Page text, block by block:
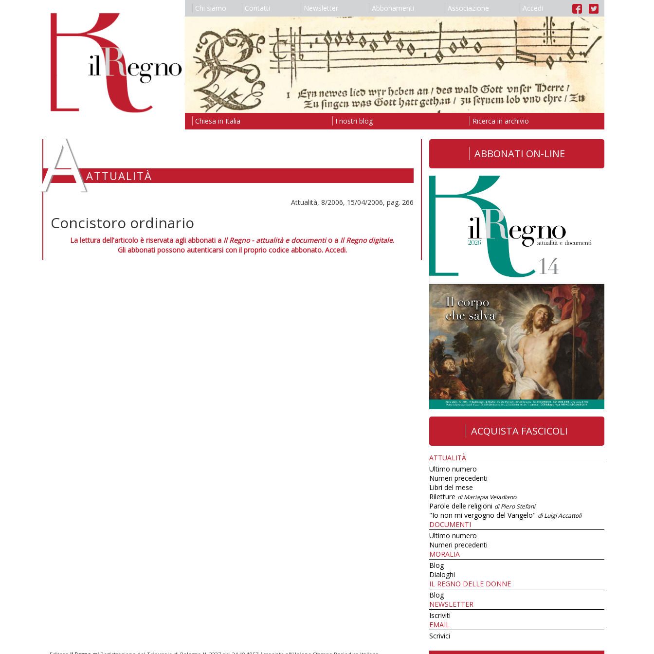
Chi siamo Contatti Newsletter Abbonamenti Associazione Accedi
Chiesa in Italia I nostri blog Ricerca in archivio
AATTUALITÀ
Attualità, 8/2006, 15/04/2006, pag. 266
Concistoro ordinario
La lettura dell'articolo è riservata agli abbonati a Il Regno - attualità e documentio a Il Regno digitale.
Gli abbonati possono autenticarsi con il proprio codice abbonato. Accedi.
ABBONATI ON-LINE
ACQUISTA FASCICOLI
ATTUALITÀ
Ultimo numero
Numeri precedenti
Libri del mese
Riletture di Mariapia Veladiano
Parole delle religioni di Piero Stefani
"Io non mi vergogno del Vangelo" di Luigi Accattoli
DOCUMENTI
Ultimo numero
Numeri precedenti
MORALIA
Blog
Dialoghi
IL REGNO DELLE DONNE
Blog
NEWSLETTER
Iscriviti
EMAIL
Scrivici